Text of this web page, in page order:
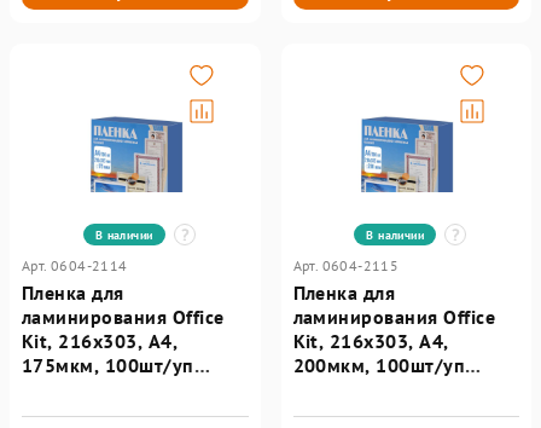
В наличии
Арт. 0604-2114
Пленка для
ламинирования Office
Kit, 216х303, А4,
175мкм, 100шт/уп
В наличии
Арт. 0604-2115
Пленка для
ламинирования Office
Kit, 216х303, А4,
200мкм, 100шт/уп